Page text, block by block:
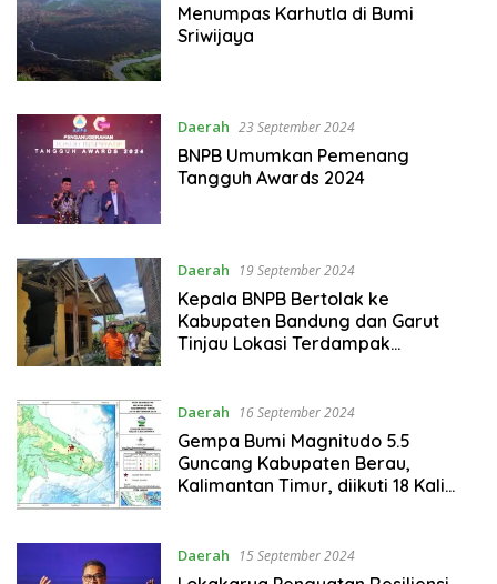
Menumpas Karhutla di Bumi
Sriwijaya
Daerah 23 September 2024
BNPB Umumkan Pemenang
Tangguh Awards 2024
Daerah 19 September 2024
Kepala BNPB Bertolak ke
Kabupaten Bandung dan Garut
Tinjau Lokasi Terdampak
Daerah 16 September 2024
Gempa Bumi Magnitudo 5.5
Guncang Kabupaten Berau,
Kalimantan Timur, diikuti 18 Kali
Daerah 15 September 2024